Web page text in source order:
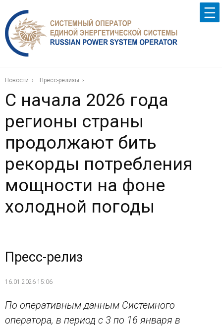
Новости Пресс-релизы
С начала 2026 года
регионы страны
продолжают бить
рекорды потребления
мощности на фоне
холодной погоды
Пресс-релиз
16.01.2026 15:06
По оперативным данным Системного
оператора, в период с 3 по 16 января в